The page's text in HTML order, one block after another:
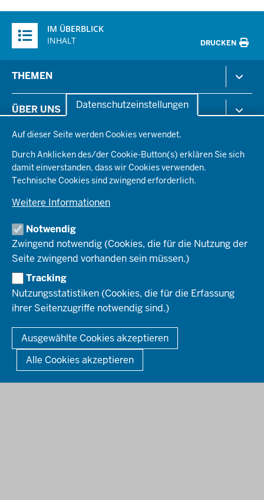
Datenschutzeinstellungen
Auf dieser Seite werden Cookies verwendet.
Durch Anklicken des/der Cookie-Button(s) erklären Sie sich
damit einverstanden, dass wir Cookies verwenden.
Technische Cookies sind zwingend erforderlich.
Weitere Informationen
Notwendig
Zwingend notwendig (Cookies, die für die Nutzung der
Seite zwingend vorhanden sein müssen.)
Tracking
Nutzungsstatistiken (Cookies, die für die Erfassung
ihrer Seitenzugriffe notwendig sind.)
Ausgewählte Cookies akzeptieren
Alle Cookies akzeptieren
Inhalte
IM ÜBERBLICK
INHALT
DRUCKEN
in
der
Fußzeile
THEMEN
Gesundheit & Soziales
Kommunales & Wirtschaft
Planen & Bauen
Schule & Bildung
Umwelt & Natur
ÜBER UNS
Aktenpläne
Organisationsstruktur
Behördenleitung
Die Bezirksregierung
Organisationsplan
Institutionen
Arbeitgeberprofil
Stellenangebote
Ausbildung
PRESSE
Pressefotos
Social-Media-Kanäle
REGIONALRAT DÜSSELDORF
SERVICES
Bekanntmachungen
Förderprogramme
Kontakt
Mediathek
So finden Sie uns
Anerkennung von Bildungsnachweisen
Offenlagen
HOTLINE
© 2026 Bezirksregierung Düsseldorf
Fußzeile
DATENSCHUTZ BARRIEREFREIHEIT
IMPRESSUM
KONTAKT